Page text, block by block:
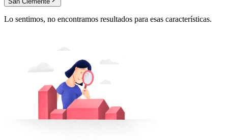
Lo sentimos, no encontramos resultados para esas características.